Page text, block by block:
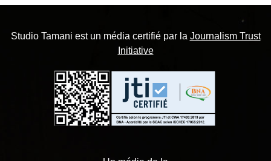
Studio Tamani est un média certifié par la Journalism Trust
Initiative